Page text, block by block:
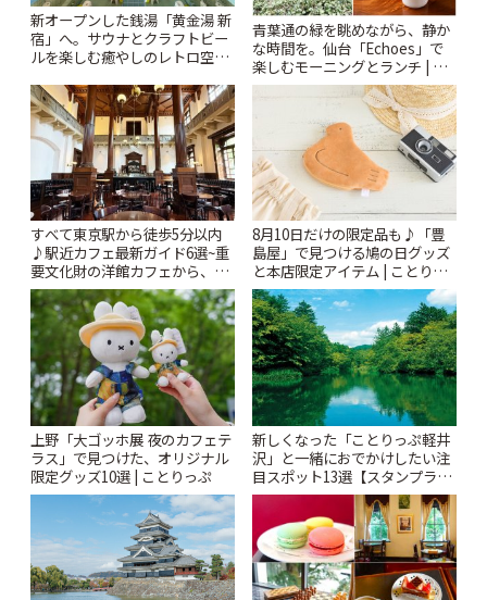
新オープンした銭湯「黄金湯 新
宿」へ。サウナとクラフトビー
ルを楽しむ癒やしのレトロ空間
青葉通の緑を眺めながら、静か
な時間を。仙台「Echoes」で
楽しむモーニングとランチ | こ
とりっぷ
すべて東京駅から徒歩5分以内
♪駅近カフェ最新ガイド6選~重
要文化財の洋館カフェから、改
札すぐのレトロ喫茶まで~ | こと
りっぷ
8月10日だけの限定品も♪「豊
島屋」で見つける鳩の日グッズ
と本店限定アイテム | ことりっ
ぷ
上野「大ゴッホ展 夜のカフェテ
ラス」で見つけた、オリジナル
限定グッズ10選 | ことりっぷ
新しくなった「ことりっぷ軽井
沢」と一緒におでかけしたい注
目スポット13選【スタンプラリ
ー開催中】 | ことりっぷ